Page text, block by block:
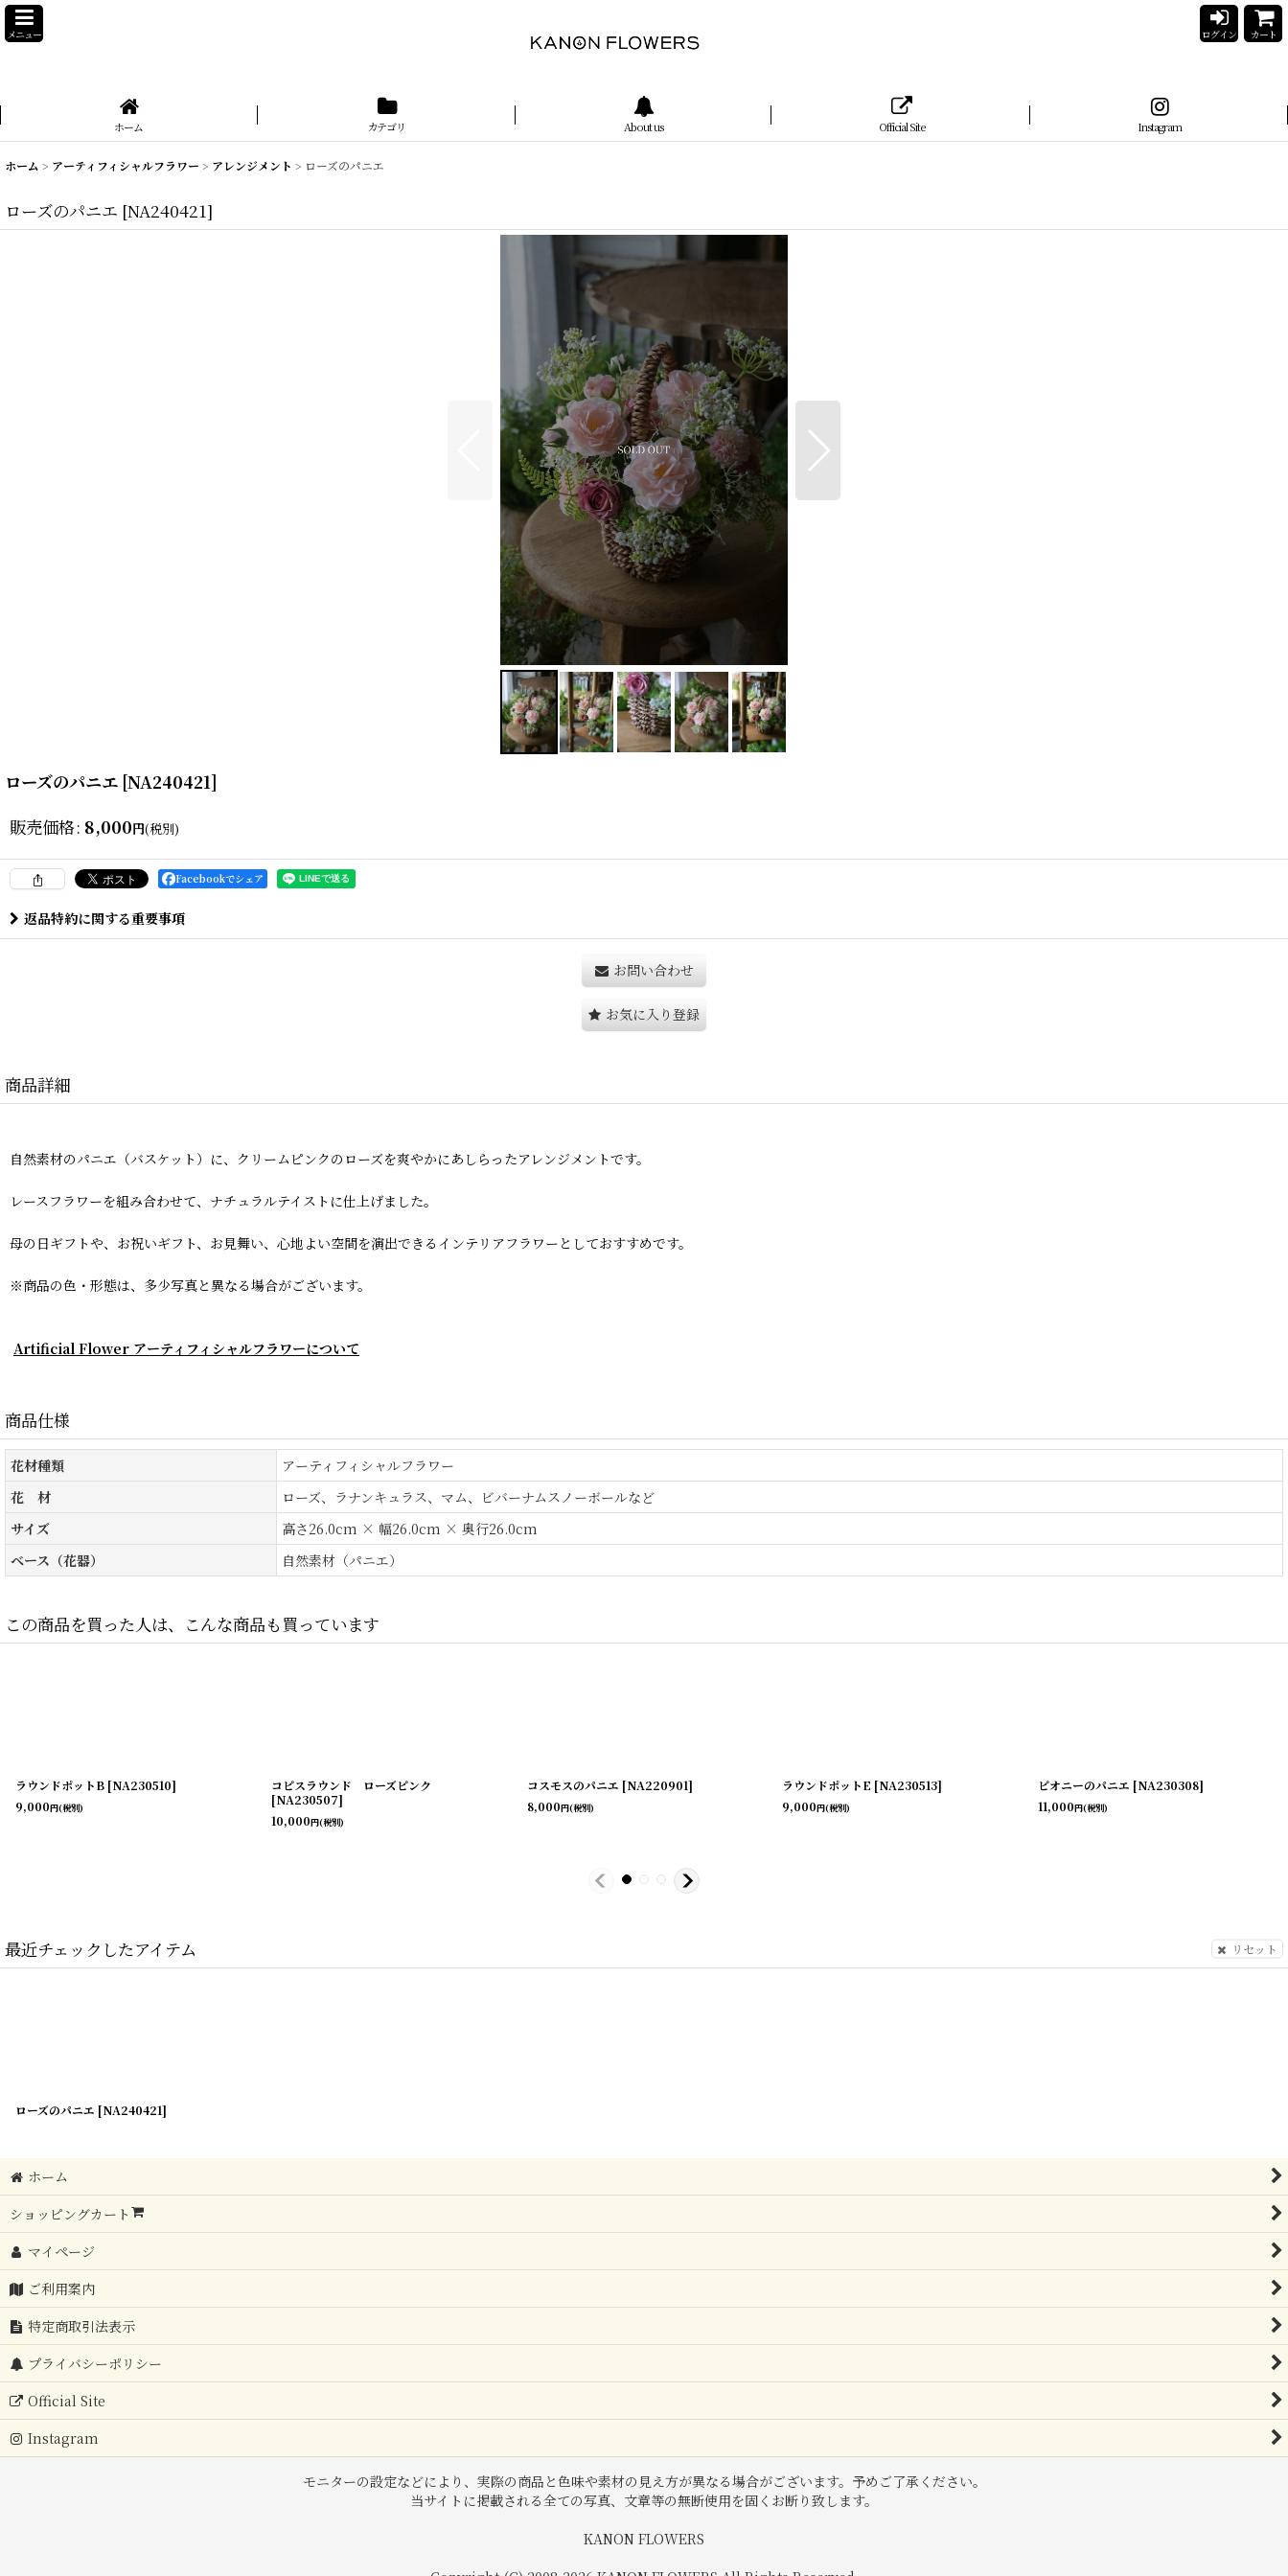
メニュー ログイン カート
ホーム カテゴリ About us Official Site Instagram
ホーム > アーティフィシャルフラワー > アレンジメント > ローズのパニエ
ローズのパニエ [NA240421]
ローズのパニエ [NA240421]
販売価格: 8,000円(税別)
Facebookでシェア
返品特約に関する重要事項
お問い合わせ
お気に入り登録
商品詳細
自然素材のパニエ（バスケット）に、クリームピンクのローズを爽やかにあしらったアレンジメントです。
レースフラワーを組み合わせて、ナチュラルテイストに仕上げました。
母の日ギフトや、お祝いギフト、お見舞い、心地よい空間を演出できるインテリアフラワーとしておすすめです。
※商品の色・形態は、多少写真と異なる場合がございます。
Artificial Flower アーティフィシャルフラワーについて
商品仕様
花材種類
アーティフィシャルフラワー
花 材
ローズ、ラナンキュラス、マム、ビバーナムスノーボールなど
サイズ
高さ26.0cm × 幅26.0cm × 奥行26.0cm
ベース（花器）
自然素材（パニエ）
この商品を買った人は、こんな商品も買っています
ラウンドポットB [NA230510]
9,000円(税別)
コピスラウンド ローズピンク
[NA230507]
10,000円(税別)
コスモスのパニエ [NA220901]
8,000円(税別)
ラウンドポットE [NA230513]
9,000円(税別)
ピオニーのパニエ [NA230308]
11,000円(税別)
最近チェックしたアイテム リセット
ローズのパニエ [NA240421]
ホーム
ショッピングカート
マイページ
ご利用案内
特定商取引法表示
プライバシーポリシー
Official Site
Instagram
モニターの設定などにより、実際の商品と色味や素材の見え方が異なる場合がございます。予めご了承ください。
当サイトに掲載される全ての写真、文章等の無断使用を固くお断り致します。
KANON FLOWERS